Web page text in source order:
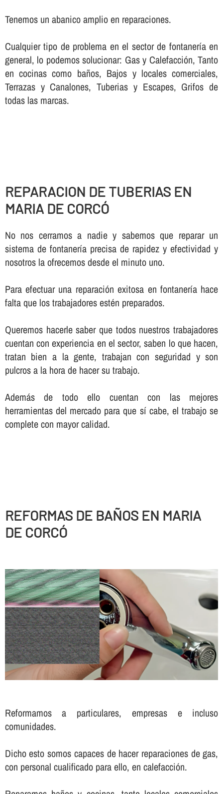
Tenemos un abanico amplio en reparaciones.
Cualquier tipo de problema en el sector de fontanerí­a en
general, lo podemos solucionar: Gas y Calefacción, Tanto
en cocinas como baños, Bajos y locales comerciales,
Terrazas y Canalones, Tuberias y Escapes, Grifos de
todas las marcas.
REPARACION DE TUBERIAS EN
MARIA DE CORCÓ
No nos cerramos a nadie y sabemos que reparar un
sistema de fontanerí­a precisa de rapidez y efectividad y
nosotros la ofrecemos desde el minuto uno.
Para efectuar una reparación exitosa en fontanerí­a hace
falta que los trabajadores estén preparados.
Queremos hacerle saber que todos nuestros trabajadores
cuentan con experiencia en el sector, saben lo que hacen,
tratan bien a la gente, trabajan con seguridad y son
pulcros a la hora de hacer su trabajo.
Además de todo ello cuentan con las mejores
herramientas del mercado para que sí­ cabe, el trabajo se
complete con mayor calidad.
REFORMAS DE BAÑOS EN MARIA
DE CORCÓ
Reformamos a particulares, empresas e incluso
comunidades.
Dicho esto somos capaces de hacer reparaciones de gas,
con personal cualificado para ello, en calefacción.